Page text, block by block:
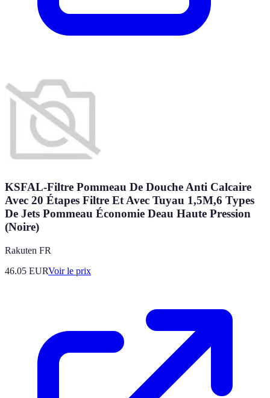
KSFAL-Filtre Pommeau De Douche Anti Calcaire
Avec 20 Étapes Filtre Et Avec Tuyau 1,5M,6 Types
De Jets Pommeau Économie Deau Haute Pression
(Noire)
Rakuten FR
46.05 EURVoir le prix